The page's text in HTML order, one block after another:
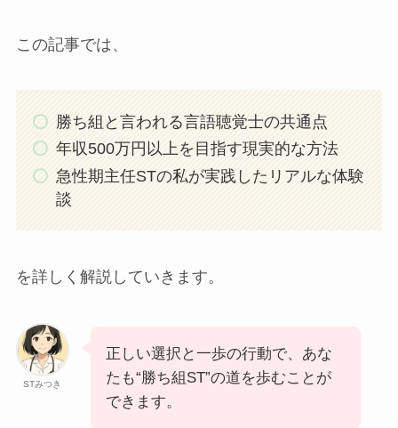
この記事では、
勝ち組と言われる言語聴覚士の共通点
年収500万円以上を目指す現実的な方法
急性期主任STの私が実践したリアルな体験
談
を詳しく解説していきます。
STみつき
正しい選択と一歩の行動で、あな
たも“勝ち組ST”の道を歩むことが
できます。